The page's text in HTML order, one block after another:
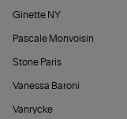
Ginette NY
Pascale Monvoisin
Stone Paris
Vanessa Baroni
Vanrycke